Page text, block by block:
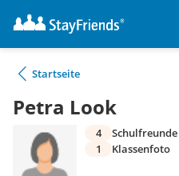
Startseite
Petra Look
4
Schulfreunde
1
Klassenfoto